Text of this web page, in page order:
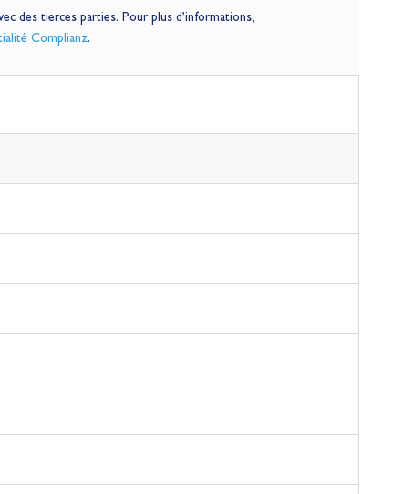
des tierces parties. Pour plus d’informations,
Complianz.